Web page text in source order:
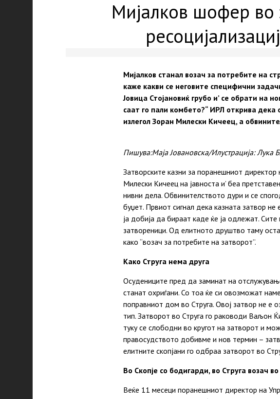
Мијалков шофер во
Мијалков станал возач за потребите на
каже какви се неговите специфични
Јовица Стојановиќ грубо и’ се обрати на
саат го пали комбето?“ ИРЛ открива
излегол Зоран Милески Кичеец, а
Пишува:Маја Јовановска/Илустрација: Лука
Затворските казни за поранешниот
Милески Кичеец на јавноста и’ беа
нивни дела. Обвинителството дури и се
буџет. Првиот сигнал дека казната затвор
ја добија да бираат каде ќе ја одлежат.
затвореници. Од елитното друштво таму
како “возач за потребите на затворот”.
Како Струга нема друга
Осудениците пред да заминат на
станат охриѓани. Со тоа ќе си овозможат
поправниот дом во Струга. Овој затвор не е
тип. Затворот во Струга го раководи Ваљон
туку се слободни во кругот на затворот и
правосудството добивме и нов термин –
елитните скопјани го одбраа затворот во
Во Скопје со бодигарди, во Струга возач
Веќе 11 месеци поранешниот директор на